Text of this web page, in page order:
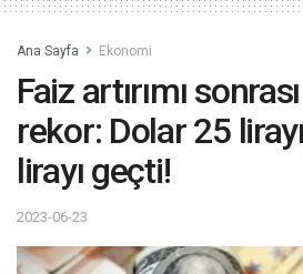
Ana Sayfa Ekonomi
Faiz artırımı
rekor: Dolar 25
lirayı geçti!
2023-06-23